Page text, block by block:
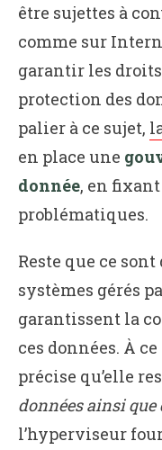
être sujettes à
comme sur
garantir les
protection des
palier à ce sujet,
en place une
donnée, en
problématiques.
Reste que ce
systèmes gérés
garantissent la
ces données. À
précise qu’elle
données ainsi
l’hyperviseur